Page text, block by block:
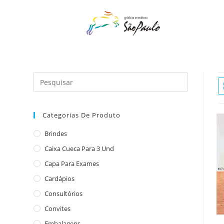
Categorias De Produto
Brindes
Caixa Cueca Para 3 Und
Capa Para Exames
Cardápios
Consultórios
Convites